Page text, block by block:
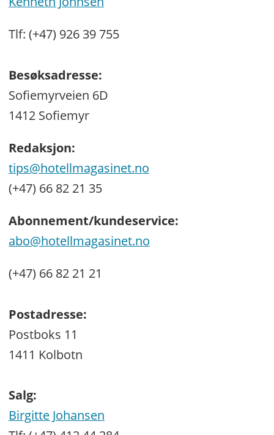
Tlf: (+47) 926 39 755
Besøksadresse:
Sofiemyrveien 6D
1412 Sofiemyr
Redaksjon:
tips@hotellmagasinet.no
(+47) 66 82 21 35
Abonnement/kundeservice:
abo@hotellmagasinet.no
(+47) 66 82 21 21
Postadresse:
Postboks 11
1411 Kolbotn
Salg:
Birgitte Johansen